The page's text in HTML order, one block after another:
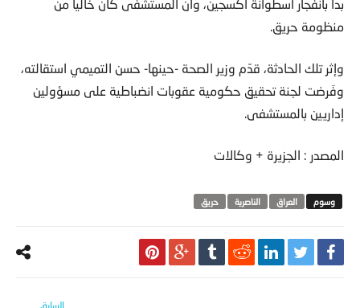
بدأ بانفجار أسطوانة أكسجين، وأن المستشفى كان خاليا من
منظومة حريق.
وإثر تلك الحادثة، قدّم وزير الصحة -حينها- حسن التميمي استقالته،
وفَرضت لجنة تحقيق حكومية عقوبات انضباطية على مسؤولين
إداريين بالمستشفى.
المصدر : الجزيرة + وكالات
العراق الناصرية حريق